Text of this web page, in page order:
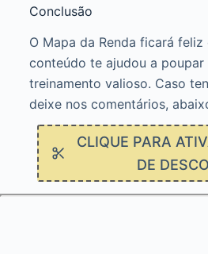
Conclusão
O Mapa da Renda ficará
conteúdo te ajudou a
treinamento valioso. Caso
deixe nos comentários,
CLIQUE PARA
DE